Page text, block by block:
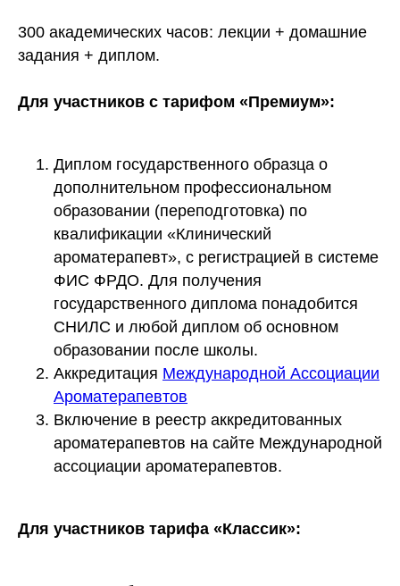
300 академических часов: лекции + домашние
задания + диплом.
Для участников с тарифом «Премиум»:
Диплом государственного образца о
дополнительном профессиональном
образовании (переподготовка) по
квалификации «Клинический
ароматерапевт», с регистрацией в системе
ФИС ФРДО. Для получения
государственного диплома понадобится
СНИЛС и любой диплом об основном
образовании после школы.
Аккредитация Международной Ассоциации
Ароматерапевтов
Включение в реестр аккредитованных
ароматерапевтов на сайте Международной
ассоциации ароматерапевтов.
Для участников тарифа «Классик»: